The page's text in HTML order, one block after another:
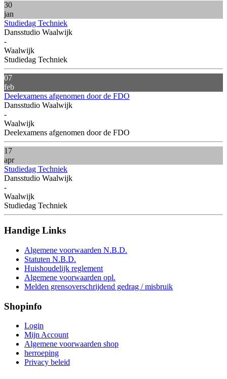
30
jan
Studiedag Techniek
Dansstudio Waalwijk
-
Waalwijk
Studiedag Techniek
07
feb
Deelexamens afgenomen door de FDO
Dansstudio Waalwijk
-
Waalwijk
Deelexamens afgenomen door de FDO
17
apr
Studiedag Techniek
Dansstudio Waalwijk
-
Waalwijk
Studiedag Techniek
Handige Links
Algemene voorwaarden N.B.D.
Statuten N.B.D.
Huishoudelijk reglement
Algemene voorwaarden opl.
Melden grensoverschrijdend gedrag / misbruik
Shopinfo
Login
Mijn Account
Algemene voorwaarden shop
herroeping
Privacy beleid